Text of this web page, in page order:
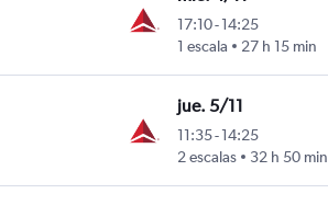
17:10-14:25
1 escala
27 h 15 min
jue. 5/11
11:35-14:25
2 escalas
32 h 50 min